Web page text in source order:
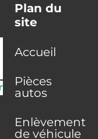
Plan du
site
Accueil
Pièces
autos
Enlèvement
de véhicule